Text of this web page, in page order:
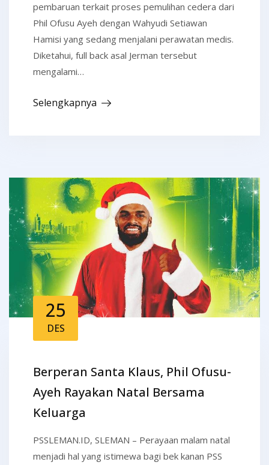
pembaruan terkait proses pemulihan cedera dari
Phil Ofusu Ayeh dengan Wahyudi Setiawan
Hamisi yang sedang menjalani perawatan medis.
Diketahui, full back asal Jerman tersebut
mengalami…
Selengkapnya
25
DES
Berperan Santa Klaus, Phil Ofusu-
Ayeh Rayakan Natal Bersama
Keluarga
PSSLEMAN.ID, SLEMAN – Perayaan malam natal
menjadi hal yang istimewa bagi bek kanan PSS